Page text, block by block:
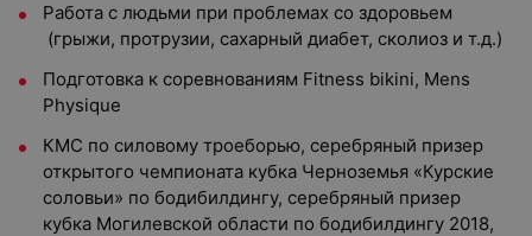
Работа с людьми при проблемах со здоровьем
(грыжи, протрузии, сахарный диабет, сколиоз и т.д.)
Подготовка к соревнованиям Fitness bikini, Mens
Physique
КМС по силовому троеборью, серебряный призер
открытого чемпионата кубка Черноземья «Курские
соловьи» по бодибилдингу, серебряный призер
кубка Могилевской области по бодибилдингу 2018,